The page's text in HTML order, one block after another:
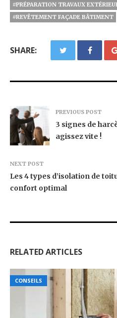
#PRÉPARATION TRAVAUX
#REVÊTEMENT FAÇADE BÂTIMENT
SHARE:
PREVIOUS POST
3 signes de
agissez vite !
NEXT POST
Les 4 types d’isolation de
confort optimal
RELATED ARTICLES
CONSEILS